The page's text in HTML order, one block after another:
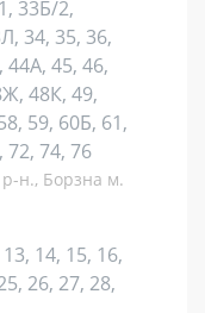
33Б/2,
34, 35, 36,
44А, 45, 46,
48К, 49,
59, 60Б, 61,
72, 74, 76
р-н., Борзна м.
14, 15, 16,
26, 27, 28,